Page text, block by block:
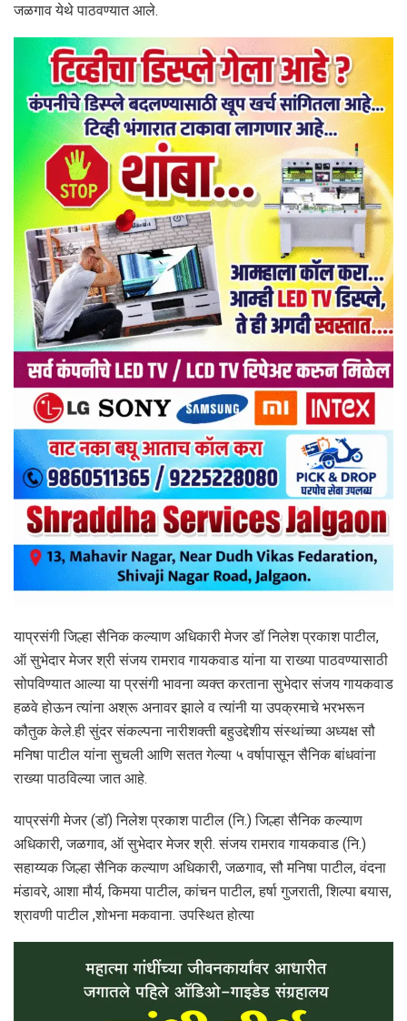
जळगाव येथे पाठवण्यात आले.
याप्रसंगी जिल्हा सैनिक कल्याण अधिकारी मेजर डॉ निलेश प्रकाश पाटील,
ऑ सुभेदार मेजर श्री संजय रामराव गायकवाड यांना या राख्या पाठवण्यासाठी
सोपविण्यात आल्या या प्रसंगी भावना व्यक्त करताना सुभेदार संजय गायकवाड
हळवे होऊन त्यांना अश्रू अनावर झाले व त्यांनी या उपक्रमाचे भरभरून
कौतुक केले.ही सुंदर संकल्पना नारीशक्ती बहुउद्देशीय संस्थांच्या अध्यक्ष सौ
मनिषा पाटील यांना सुचली आणि सतत गेल्या ५ वर्षापासून सैनिक बांधवांना
राख्या पाठविल्या जात आहे.
याप्रसंगी मेजर (डॉ) निलेश प्रकाश पाटील (नि.) जिल्हा सैनिक कल्याण
अधिकारी, जळगाव, ऑ सुभेदार मेजर श्री. संजय रामराव गायकवाड (नि.)
सहाय्यक जिल्हा सैनिक कल्याण अधिकारी, जळगाव, सौ मनिषा पाटील, वंदना
मंडावरे, आशा मौर्य, किमया पाटील, कांचन पाटील, हर्षा गुजराती, शिल्पा बयास,
श्रावणी पाटील ,शोभना मकवाना. उपस्थित होत्या